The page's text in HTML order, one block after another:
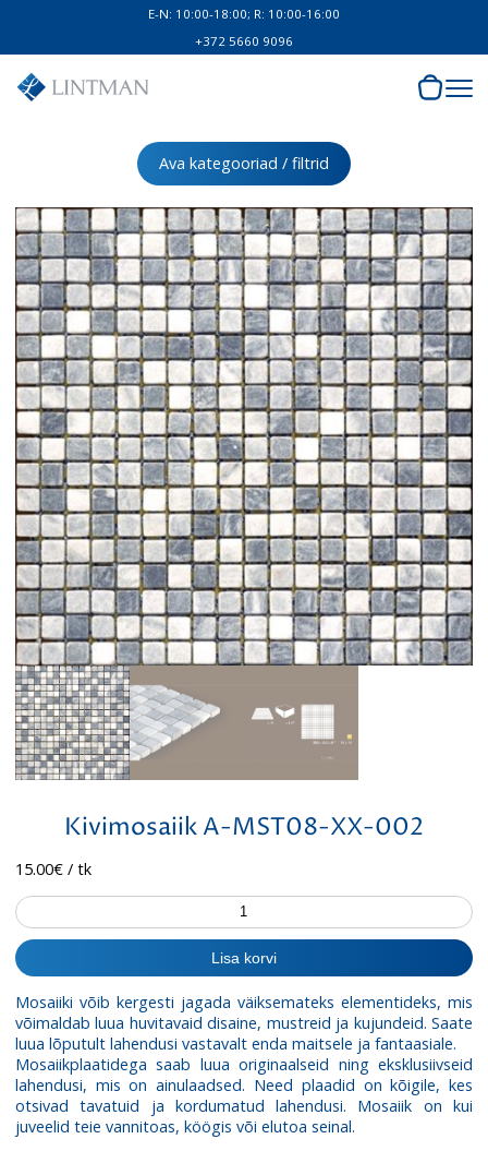
E-N: 10:00-18:00; R: 10:00-16:00
+372 5660 9096
Ava kategooriad / filtrid
Kivimosaiik A-MST08-XX-002
15.00€/ tk
Kivimosaiik
A-
MST08-
XX-
kogus
Lisa korvi
Mosaiiki võib kergesti jagada väiksemateks elementideks, mis
võimaldab luua huvitavaid disaine, mustreid ja kujundeid. Saate
luua lõputult lahendusi vastavalt enda maitsele ja fantaasiale.
Mosaiikplaatidega saab luua originaalseid ning eksklusiivseid
lahendusi, mis on ainulaadsed. Need plaadid on kõigile, kes
otsivad tavatuid ja kordumatud lahendusi. Mosaiik on kui
juveelid teie vannitoas, köögis või elutoa seinal.